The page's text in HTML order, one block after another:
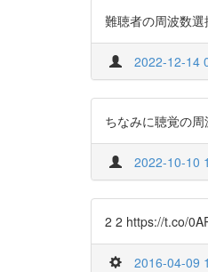
難聴者の周波数
2022-12-14
ちなみに聴覚の
2022-10-10
2 2 https://t.co/
2016-04-09